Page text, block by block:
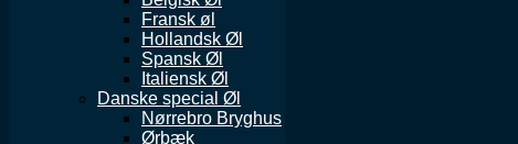
Fransk øl
Hollandsk Øl
Spansk Øl
Italiensk Øl
Danske special Øl
Nørrebro Bryghus
Ørbæk